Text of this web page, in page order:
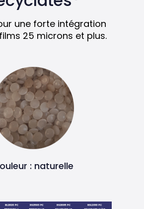
une forte intégration
25 microns et plus.
: naturelle